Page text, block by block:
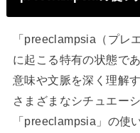
「preeclampsia（プレ
に起こる特有の状態で
意味や文脈を深く理解
さまざまなシチュエー
「preeclampsia」の使